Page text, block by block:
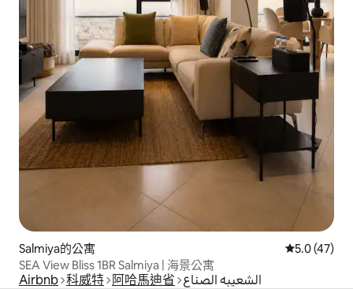
Salmiya的公寓 從 47 則評
5.0 (47)
SEA View Bliss 1BR Salmiya | 海景公寓
Airbnb 科威特 阿哈馬迪省 الشعيبه الصناع